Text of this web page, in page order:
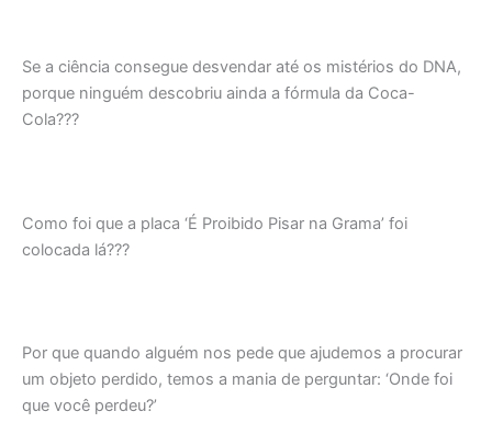
Se a ciência consegue desvendar até os mistérios do DNA,
porque ninguém descobriu ainda a fórmula da Coca-
Cola???
Como foi que a placa ‘É Proibido Pisar na Grama’ foi
colocada lá???
Por que quando alguém nos pede que ajudemos a procurar
um objeto perdido, temos a mania de perguntar: ‘Onde foi
que você perdeu?’